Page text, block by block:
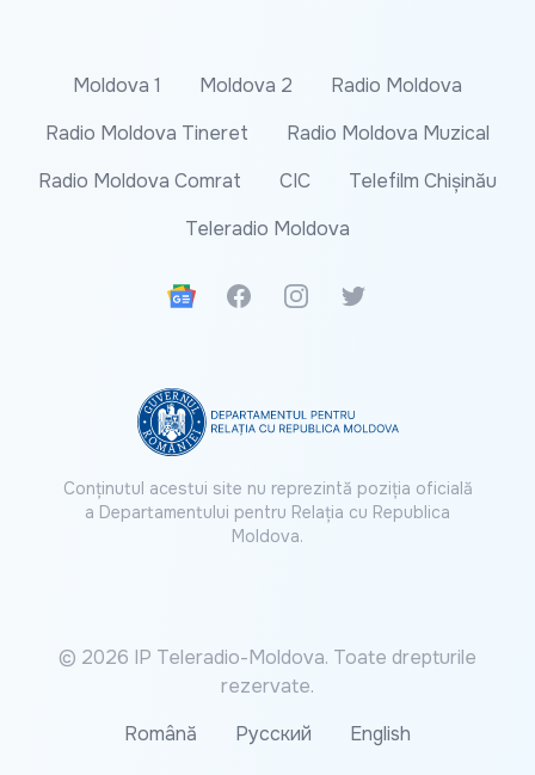
Moldova 1 Moldova 2
Radio Moldova
Radio Moldova Tineret
Radio Moldova Muzical
Radio Moldova Comrat
CIC
Telefilm Chișinău
Teleradio Moldova
Google News
FacebookInstagramTwitter
Conținutul acestui site nu reprezintă poziția oficială
a Departamentului pentru Relația cu Republica
Moldova.
© 2026 IP Teleradio-Moldova. Toate drepturile
rezervate.
Română
Русский English